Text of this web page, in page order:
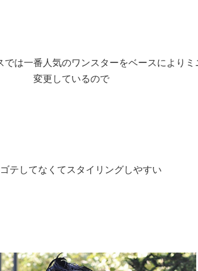
は一番人気のワンスターをベースにより
変更しているので
テしてなくてスタイリングしやすい